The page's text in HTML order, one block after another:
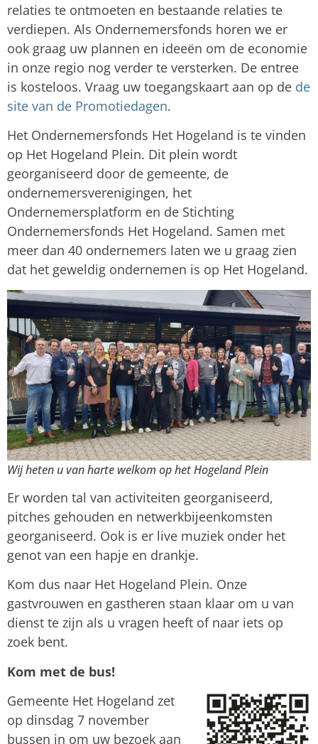
relaties te ontmoeten en bestaande relaties te
verdiepen. Als Ondernemersfonds horen we er
ook graag uw plannen en ideeën om de economie
in onze regio nog verder te versterken. De entree
is kosteloos. Vraag uw toegangskaart aan op de de
site van de Promotiedagen.
Het Ondernemersfonds Het Hogeland is te vinden
op Het Hogeland Plein. Dit plein wordt
georganiseerd door de gemeente, de
ondernemersverenigingen, het
Ondernemersplatform en de Stichting
Ondernemersfonds Het Hogeland. Samen met
meer dan 40 ondernemers laten we u graag zien
dat het geweldig ondernemen is op Het Hogeland.
Wij heten u van harte welkom op het Hogeland Plein
Er worden tal van activiteiten georganiseerd,
pitches gehouden en netwerkbijeenkomsten
georganiseerd. Ook is er live muziek onder het
genot van een hapje en drankje.
Kom dus naar Het Hogeland Plein. Onze
gastvrouwen en gastheren staan klaar om u van
dienst te zijn als u vragen heeft of naar iets op
zoek bent.
Kom met de bus!
Gemeente Het Hogeland zet
op dinsdag 7 november
bussen in om uw bezoek aan